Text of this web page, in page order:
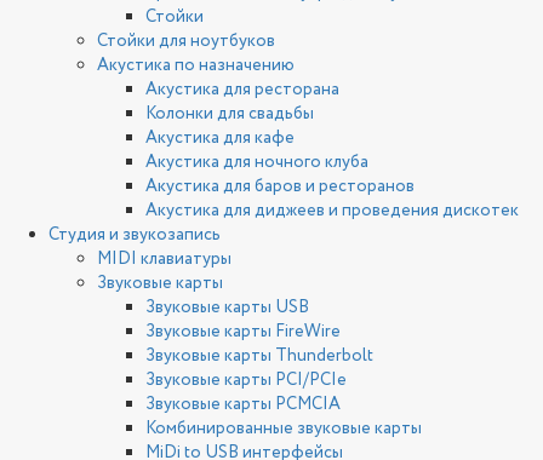
Стойки
Стойки для ноутбуков
Акустика по назначению
Акустика для ресторана
Колонки для свадьбы
Акустика для кафе
Акустика для ночного клуба
Акустика для баров и ресторанов
Акустика для диджеев и проведения дискотек
Студия и звукозапись
MIDI клавиатуры
Звуковые карты
Звуковые карты USB
Звуковые карты FireWire
Звуковые карты Thunderbolt
Звуковые карты PCI/PCIe
Звуковые карты PCMCIA
Комбинированные звуковые карты
MiDi to USB интерфейсы